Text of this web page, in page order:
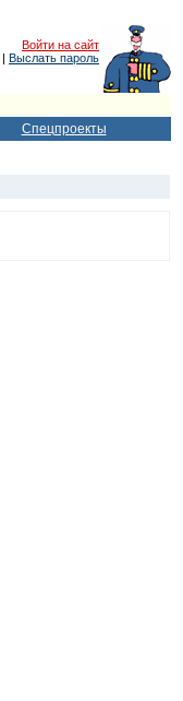
Войти на сайт
| Выслать пароль
Спецпроекты